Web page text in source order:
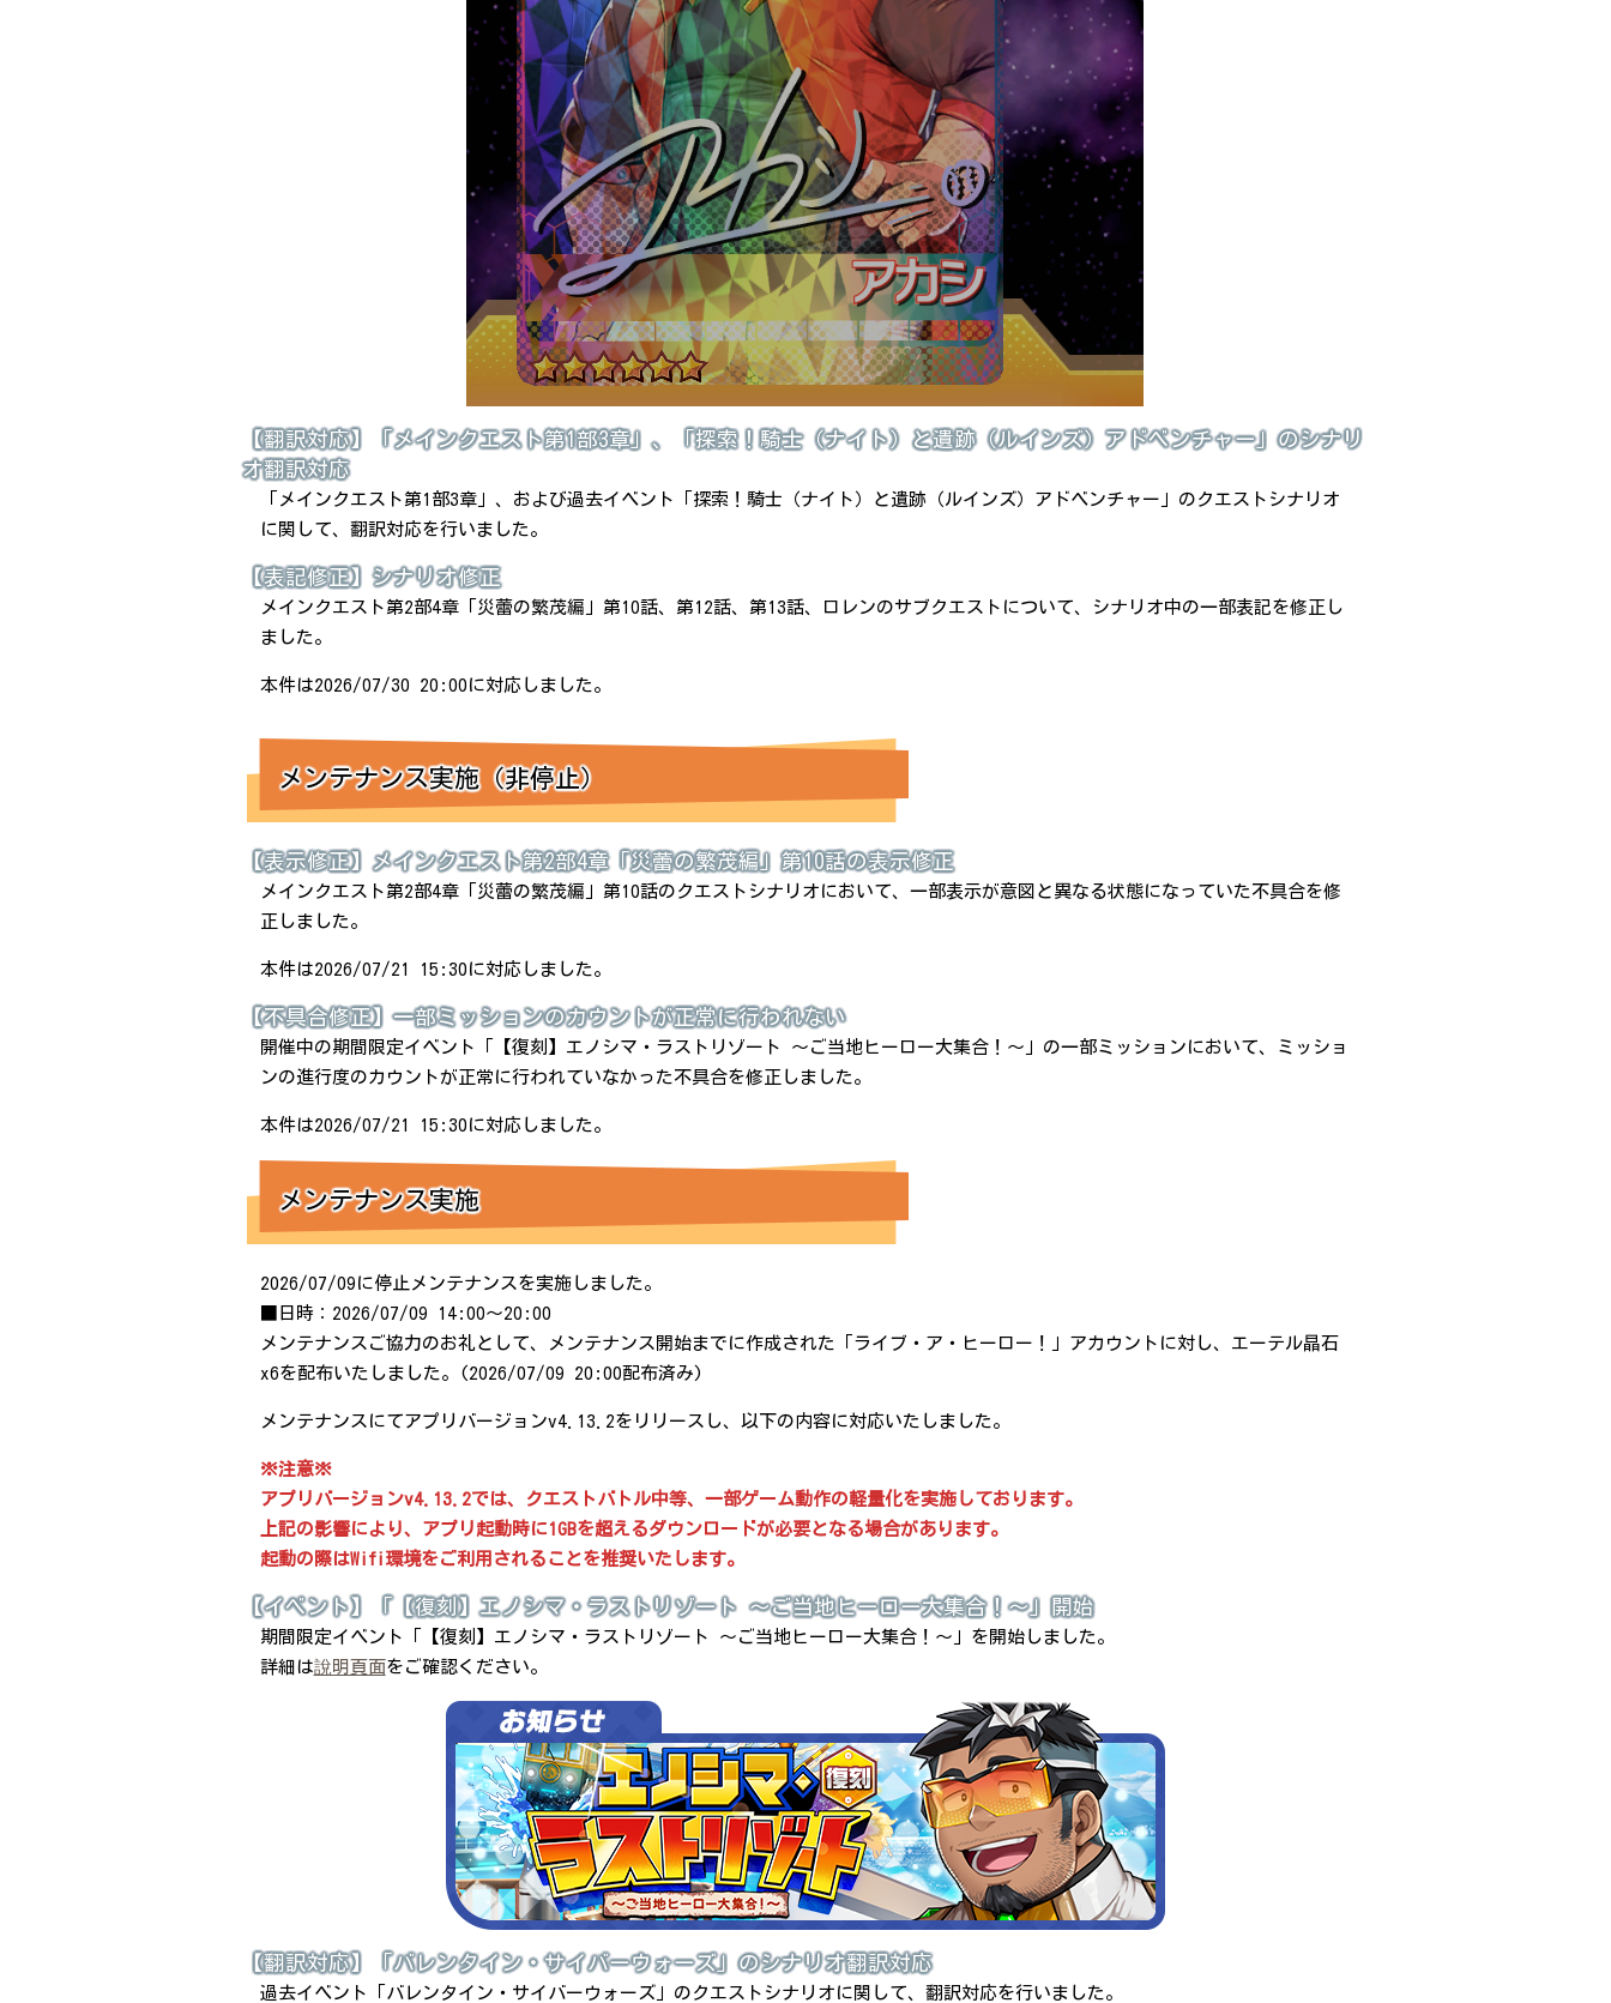
【翻訳対応】「メインクエスト第1部3章」、「探索！騎士（ナイト）と遺跡（ルインズ）アドベンチャー」のシナリ
オ翻訳対応
「メインクエスト第1部3章」、および過去イベント「探索！騎士（ナイト）と遺跡（ルインズ）アドベンチャー」のクエストシナリオ
に関して、翻訳対応を行いました。
【表記修正】シナリオ修正
メインクエスト第2部4章「災蕾の繁茂編」第10話、第12話、第13話、ロレンのサブクエストについて、シナリオ中の一部表記を修正し
ました。
本件は2026/07/30 20:00に対応しました。
メンテナンス実施（非停止）
【表示修正】メインクエスト第2部4章「災蕾の繁茂編」第10話の表示修正
メインクエスト第2部4章「災蕾の繁茂編」第10話のクエストシナリオにおいて、一部表示が意図と異なる状態になっていた不具合を修
正しました。
本件は2026/07/21 15:30に対応しました。
【不具合修正】一部ミッションのカウントが正常に行われない
開催中の期間限定イベント「【復刻】エノシマ・ラストリゾート ～ご当地ヒーロー大集合！～」の一部ミッションにおいて、ミッショ
ンの進行度のカウントが正常に行われていなかった不具合を修正しました。
本件は2026/07/21 15:30に対応しました。
メンテナンス実施
2026/07/09に停止メンテナンスを実施しました。
■日時：2026/07/09 14:00～20:00
メンテナンスご協力のお礼として、メンテナンス開始までに作成された「ライブ・ア・ヒーロー！」アカウントに対し、エーテル晶石
x6を配布いたしました。(2026/07/09 20:00配布済み)
メンテナンスにてアプリバージョンv4.13.2をリリースし、以下の内容に対応いたしました。
※注意※
アプリバージョンv4.13.2では、クエストバトル中等、一部ゲーム動作の軽量化を実施しております。
上記の影響により、アプリ起動時に1GBを超えるダウンロードが必要となる場合があります。
起動の際はWifi環境をご利用されることを推奨いたします。
【イベント】「【復刻】エノシマ・ラストリゾート ～ご当地ヒーロー大集合！～」開始
期間限定イベント「【復刻】エノシマ・ラストリゾート ～ご当地ヒーロー大集合！～」を開始しました。
詳細は說明頁面をご確認ください。
【翻訳対応】「バレンタイン・サイバーウォーズ」のシナリオ翻訳対応
過去イベント「バレンタイン・サイバーウォーズ」のクエストシナリオに関して、翻訳対応を行いました。